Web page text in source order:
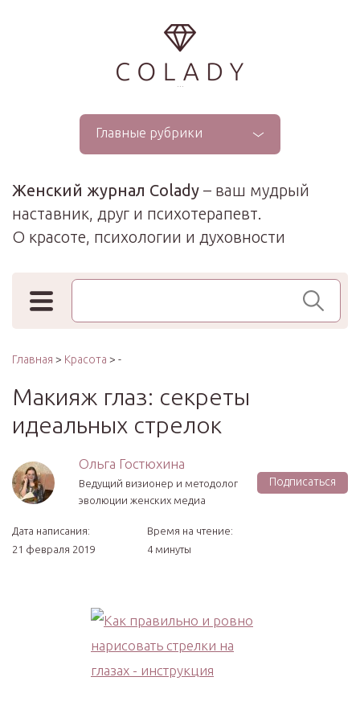
...
Главные рубрики
Женский журнал Colady – ваш мудрый
наставник, друг и психотерапевт.
О красоте, психологии и духовности
Поиск по сайту
Главная > Красота > -
Макияж глаз: секреты
идеальных стрелок
Ольга Гостюхина
Ведущий визионер и методолог
эволюции женских медиа
Подписаться
Дата написания:
21 февраля 2019
Время на чтение:
4 минуты